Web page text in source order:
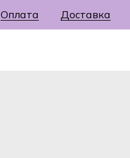
Доставка
Оплата